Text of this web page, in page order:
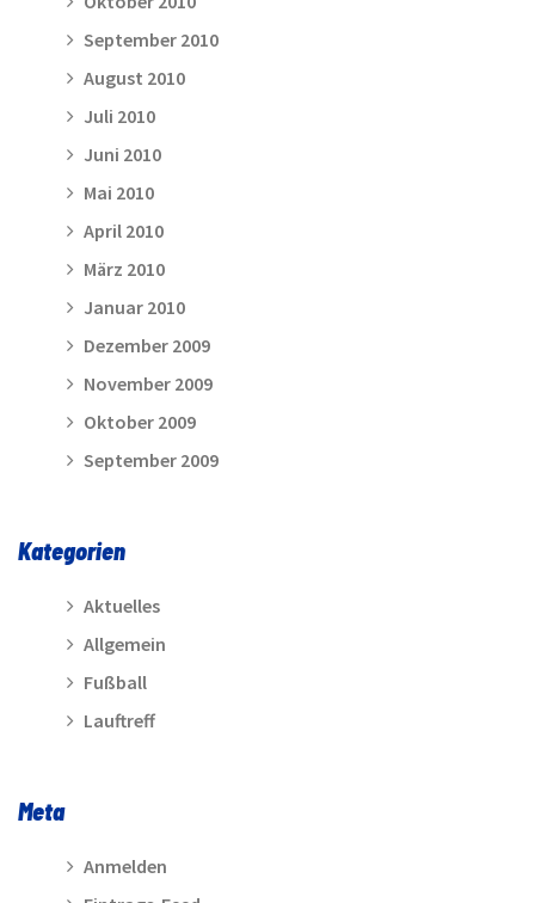
September 2010
August 2010
Juli 2010
Juni 2010
Mai 2010
April 2010
März 2010
Januar 2010
Dezember 2009
November 2009
Oktober 2009
September 2009
Kategorien
Aktuelles
Allgemein
Fußball
Lauftreff
Meta
Anmelden